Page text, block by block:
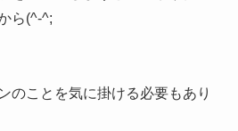
ら(^-^;
のことを気に掛ける必要もあり